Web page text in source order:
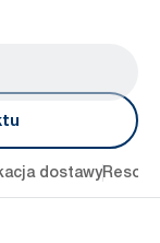
dostawy